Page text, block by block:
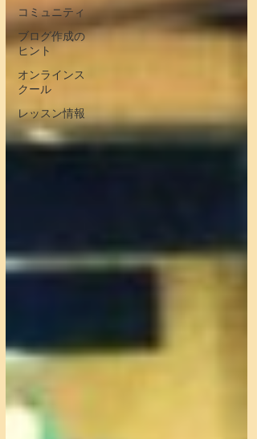
コミュニティ
ブログ作成の
ヒント
オンラインス
クール
レッスン情報